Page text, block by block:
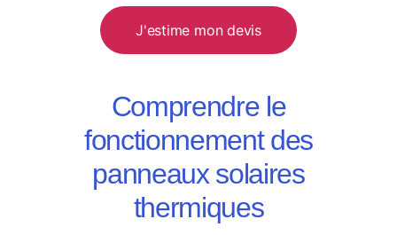
J'estime mon devis
Comprendre le
fonctionnement des
panneaux solaires
thermiques